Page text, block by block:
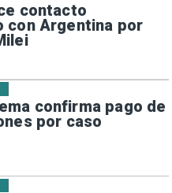
contacto
con Argentina por
confirma pago de
por caso